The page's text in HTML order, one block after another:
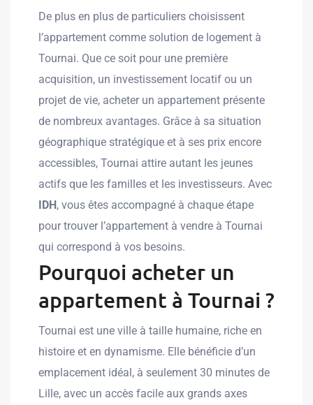
De plus en plus de particuliers choisissent
l’appartement comme solution de logement à
Tournai. Que ce soit pour une première
acquisition, un investissement locatif ou un
projet de vie, acheter un appartement présente
de nombreux avantages. Grâce à sa situation
géographique stratégique et à ses prix encore
accessibles, Tournai attire autant les jeunes
actifs que les familles et les investisseurs. Avec
IDH , vous êtes accompagné à chaque étape
pour trouver l’appartement à vendre à Tournai
qui correspond à vos besoins.
Pourquoi acheter un
appartement à Tournai ?
Tournai est une ville à taille humaine, riche en
histoire et en dynamisme. Elle bénéficie d’un
emplacement idéal, à seulement 30 minutes de
Lille, avec un accès facile aux grands axes